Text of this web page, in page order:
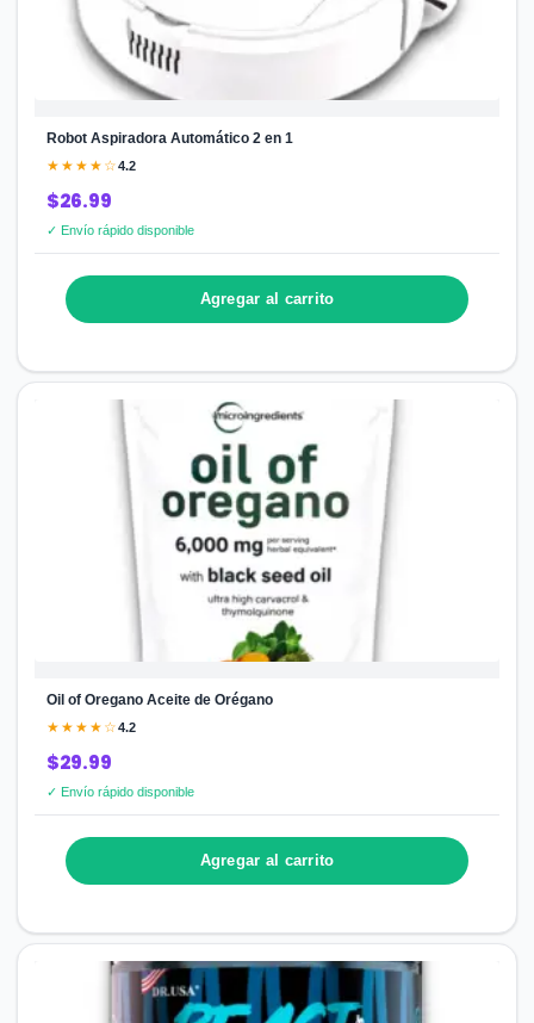
Robot Aspiradora Automático 2 en 1
★★★★☆4.2
$26.99
✓ Envío rápido disponible
Agregar al carrito
Oil of Oregano Aceite de Orégano
★★★★☆4.2
$29.99
✓ Envío rápido disponible
Agregar al carrito